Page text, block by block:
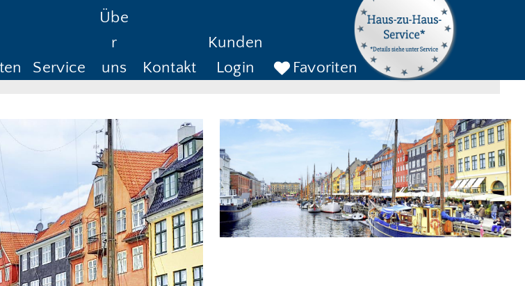
Service
Übe
r
uns
Kontakt
Kunden
Login
Favoriten
Anreise ab Rückreise bis SUCHEN